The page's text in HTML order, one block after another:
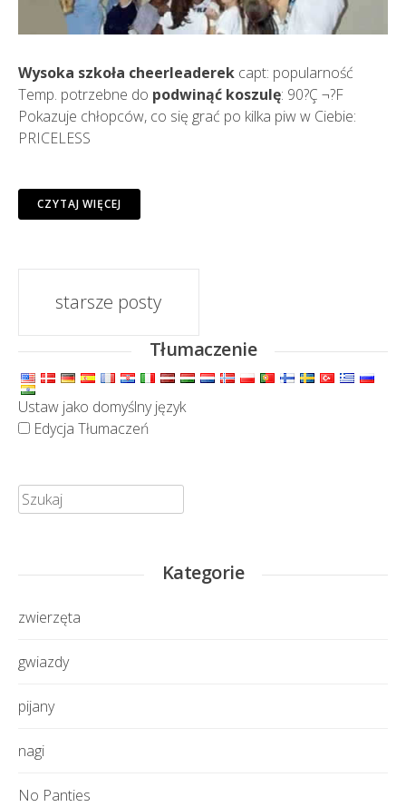
Wysoka szkoła cheerleaderek capt: popularność
Temp. potrzebne do podwinąć koszulę: 90?Ç ¬?F
Pokazuje chłopców, co się grać po kilka piw w Ciebie:
PRICELESS
CZYTAJ WIĘCEJ
posty
nawigacji
starsze posty
Tłumaczenie
Ustaw jako domyślny język
Edycja Tłumaczeń
Szukaj:
Kategorie
zwierzęta
gwiazdy
pijany
nagi
No Panties